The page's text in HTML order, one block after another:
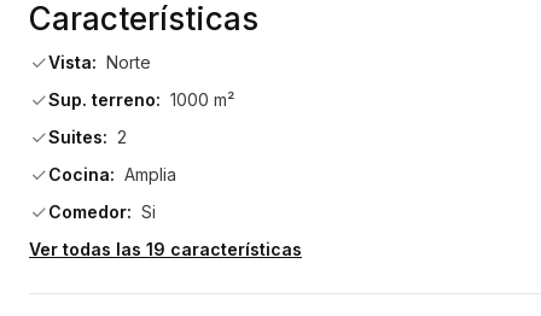
- Edificado de 300 m²: Diseño inteligente que maximiza
Esta propiedad no solo es un hogar, sino un estilo de vida.
belleza de Punta del Este y de todas sus atracciones.
Características
Vista: Norte
Sup. terreno: 1000 m²
Suites: 2
Cocina: Amplia
Comedor: Si
Ver todas las 19 características